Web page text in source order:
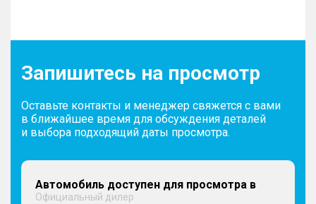
Запишитесь на просмотр
Оставьте контакты и менеджер свяжется с вами
в ближайшее время для обсуждения деталей
и выбора подходящий даты просмотра.
Автомобиль доступен для просмотра в
Официальный дилер